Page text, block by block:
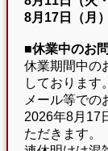
8月17日（月
■休業中のお
休業期間中の
しております。
メール等での
2026年8月17
ただきます。